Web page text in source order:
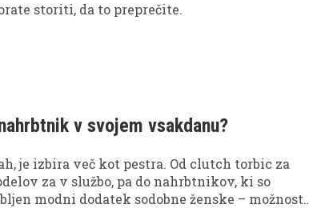
storiti, da to preprečite.
v svojem vsakdanu?
je izbira več kot pestra. Od clutch torbic za
za v službo, pa do nahrbtnikov, ki so
modni dodatek sodobne ženske – možnosti